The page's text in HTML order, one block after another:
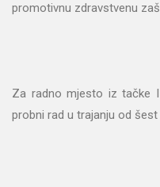
promotivnu zdravstvenu
Za radno mjesto iz tačke
probni rad u trajanju od